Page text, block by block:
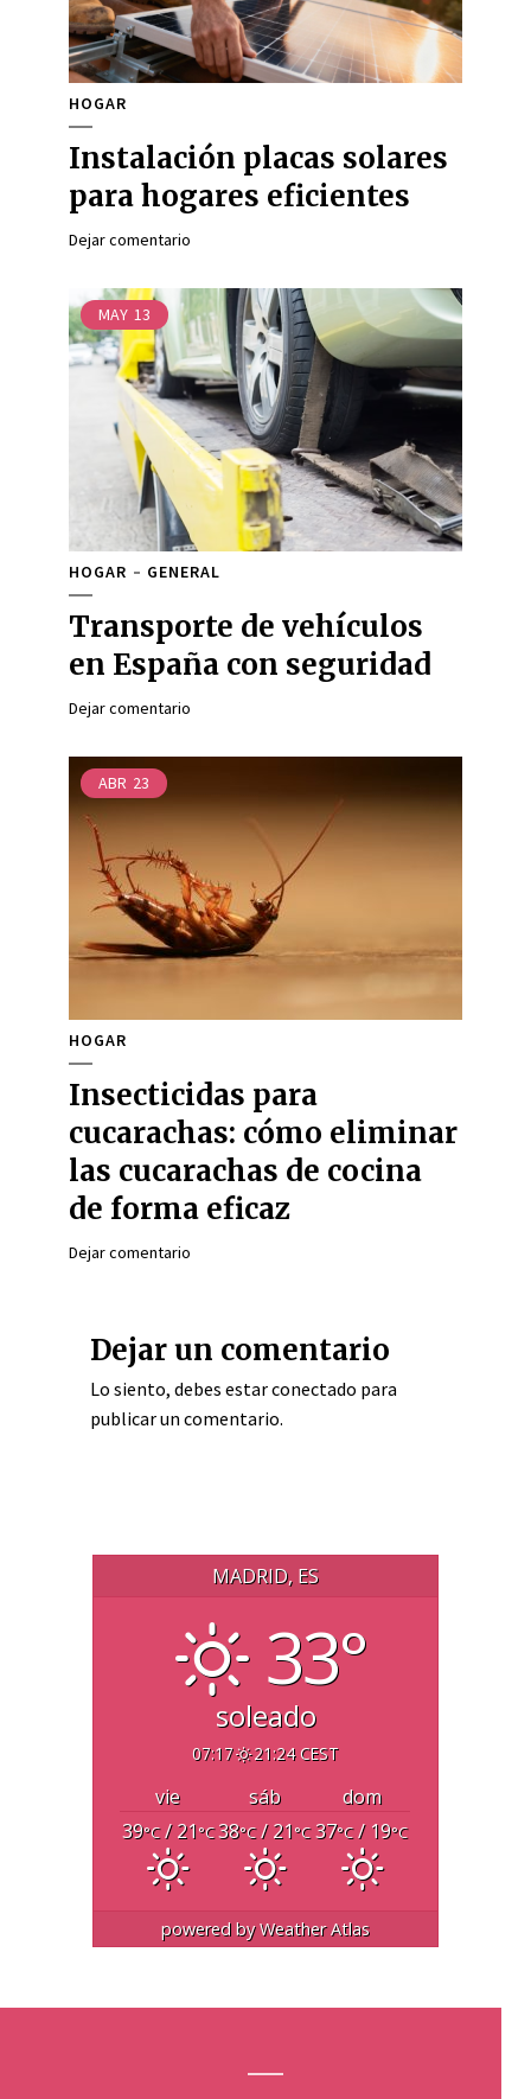
HOGAR
Instalación placas solares
para hogares eficientes
Dejar comentario
MAY 13
HOGAR GENERAL
Transporte de vehículos
en España con seguridad
Dejar comentario
ABR 23
HOGAR
Insecticidas para
cucarachas: cómo eliminar
las cucarachas de cocina
de forma eficaz
Dejar comentario
Dejar un comentario
Lo siento, debes estarconectado para
publicar un comentario.
MADRID, ES
33°
soleado
07:17 21:24 CEST
vie sáb
dom
39°C/ 21°C38°C/ 21°C 37°C/ 19°C
powered byWeather Atlas